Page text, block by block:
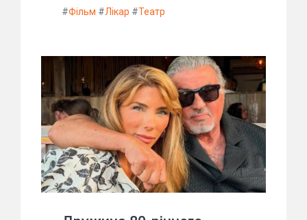
#Фільм #Лікар #Театр